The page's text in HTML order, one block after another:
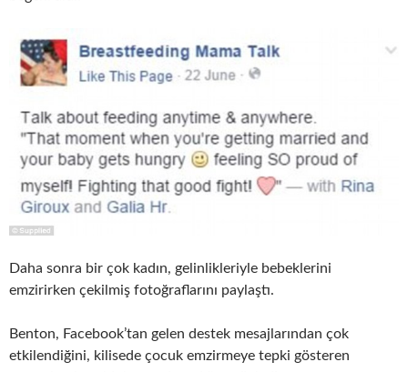
Daha sonra bir çok kadın, gelinlikleriyle bebeklerini
emzirirken çekilmiş fotoğraflarını paylaştı.
Benton, Facebook’tan gelen destek mesajlarından çok
etkilendiğini, kilisede çocuk emzirmeye tepki gösteren